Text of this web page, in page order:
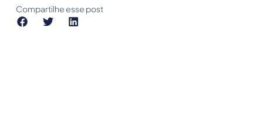
Compartilhe esse post